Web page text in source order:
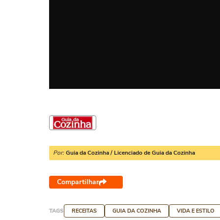
Por: Guia da Cozinha / Licenciado de Guia da Cozinha
Compartilhar
TAGS RECEITAS GUIA DA COZINHA VIDA E ESTILO